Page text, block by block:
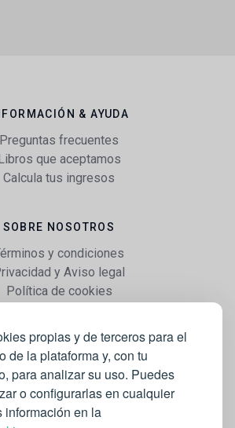
propias y de terceros para el
de la plataforma y, con tu
para analizar su uso. Puedes
o configurarlas en cualquier
información en la
& AYUDA
Preguntas frecuentes
Libros que aceptamos
Calcula tus ingresos
SOBRE NOSOTROS
y condiciones
y Aviso legal
Política de cookies
WEB
Vender libros
Mi cuenta
Comprar libros